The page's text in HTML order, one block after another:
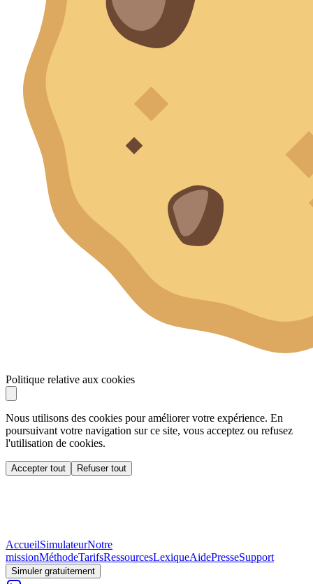
Politique relative aux cookies
Nous utilisons des cookies pour améliorer votre expérience. En
poursuivant votre navigation sur ce site, vous acceptez ou refusez
l'utilisation de cookies.
Accepter tout Refuser tout
AccueilSimulateurNotre
missionMéthodeTarifsRessourcesLexiqueAidePresseSupport
Simuler gratuitement